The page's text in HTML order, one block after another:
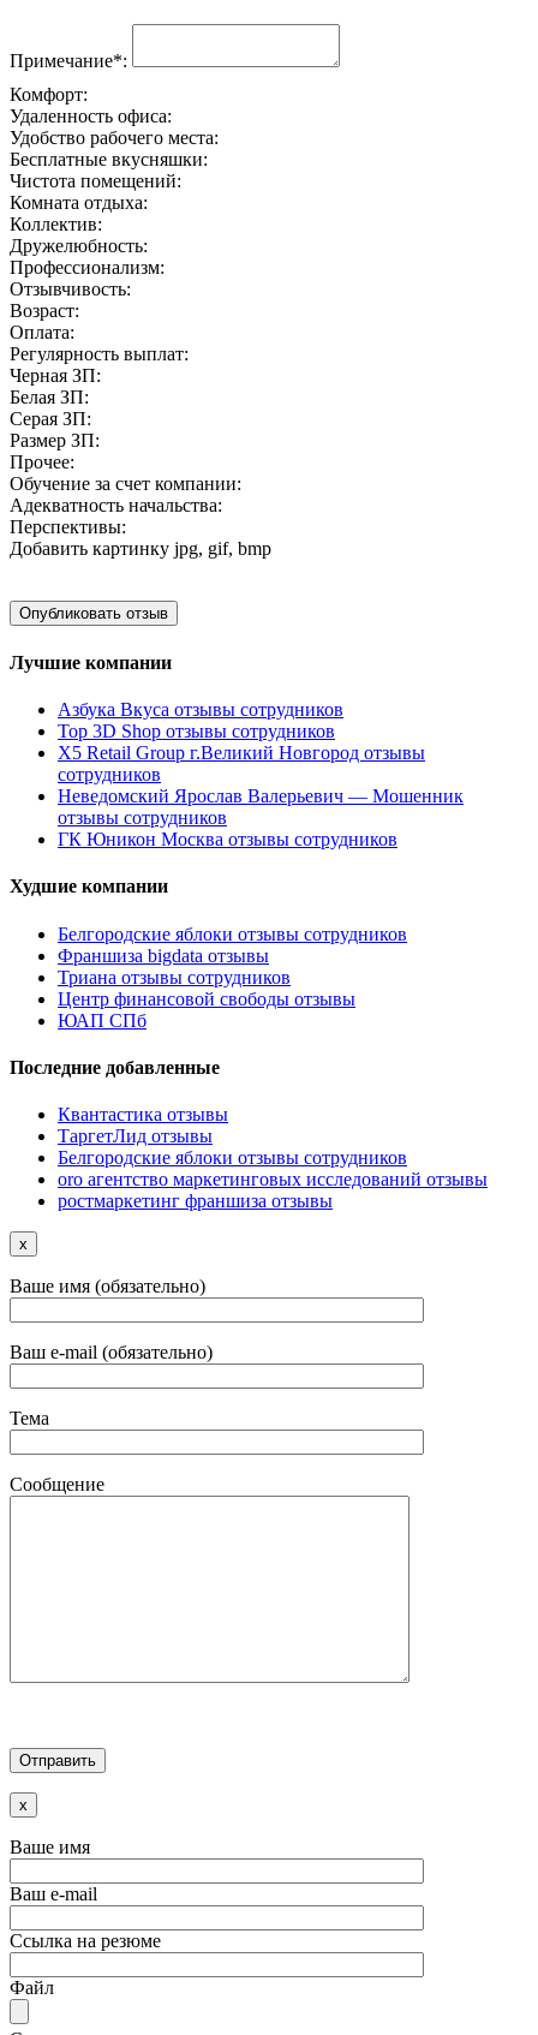
Примечание*:
Комфорт:
Удаленность офиса:
Удобство рабочего места:
Бесплатные вкусняшки:
Чистота помещений:
Комната отдыха:
Коллектив:
Дружелюбность:
Профессионализм:
Отзывчивость:
Возраст:
Оплата:
Регулярность выплат:
Черная ЗП:
Белая ЗП:
Серая ЗП:
Размер ЗП:
Прочее:
Обучение за счет компании:
Адекватность начальства:
Перспективы:
Добавить картинку jpg, gif, bmp
Лучшие компании
Азбука Вкуса отзывы сотрудников
Top 3D Shop отзывы сотрудников
X5 Retail Group г.Великий Новгород отзывы
сотрудников
Неведомский Ярослав Валерьевич — Мошенник
отзывы сотрудников
ГК Юникон Москва отзывы сотрудников
Худшие компании
Белгородские яблоки отзывы сотрудников
Франшиза bigdata отзывы
Триана отзывы сотрудников
Центр финансовой свободы отзывы
ЮАП СПб
Последние добавленные
Квантастика отзывы
ТаргетЛид отзывы
Белгородские яблоки отзывы сотрудников
oro агентство маркетинговых исследований отзывы
ростмаркетинг франшиза отзывы
x
Ваше имя (обязательно)
Ваш e-mail (обязательно)
Тема
Сообщение
x
Ваше имя
Ваш e-mail
Ссылка на резюме
Файл